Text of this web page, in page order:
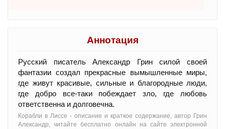
Аннотация
Русский писатель Александр Грин силой своей
фантазии создал прекрасные вымышленные миры,
где живут красивые, сильные и благородные люди,
где добро все-таки побеждает зло, где любовь
ответственна и долговечна.
Корабли в Лиссе - oписание и краткое содержание, автор Грин
Александр, читайте бесплатно онлайн на сайте электронной